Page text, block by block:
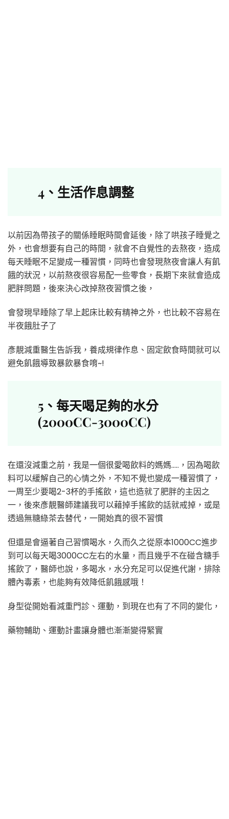
4 、 生活作息調整
以前因為帶孩子的關係睡眠時間會延後，除了哄孩子睡覺之
外，也會想要有自己的時間，就會不自覺性的去熬夜，造成
每天睡眠不足變成一種習慣，同時也會發現熬夜會讓人有飢
餓的狀況，以前熬夜很容易配一些零食，長期下來就會造成
肥胖問題，後來決心改掉熬夜習慣之後，
會發現早睡除了早上起床比較有精神之外，也比較不容易在
半夜餓肚子了
彥靚減重醫生告訴我，養成規律作息、固定飲食時間就可以
避免飢餓導致暴飲暴食唷~!
5 、每天喝足夠的水分
(2000CC-3000CC)
在還沒減重之前，我是一個很愛喝飲料的媽媽…..，因為喝飲
料可以緩解自己的心情之外，不知不覺也變成一種習慣了，
一周至少要喝2-3杯的手搖飲，這也造就了肥胖的主因之
一，後來彥靚醫師建議我可以藉掉手搖飲的話就戒掉，或是
透過無糖綠茶去替代，一開始真的很不習慣
但還是會逼著自己習慣喝水，久而久之從原本1000CC進步
到可以每天喝3000CC左右的水量，而且幾乎不在碰含糖手
搖飲了，醫師也說，多喝水，水分充足可以促進代謝，排除
體內毒素，也能夠有效降低飢餓感哦！
身型從開始看減重門診、運動，到現在也有了不同的變化，
藥物輔助、運動計畫讓身體也漸漸變得緊實